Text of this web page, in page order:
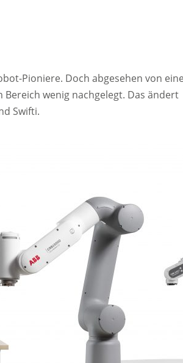
Pioniere. Doch abgesehen von
wenig nachgelegt. Das ändert
Swifti.